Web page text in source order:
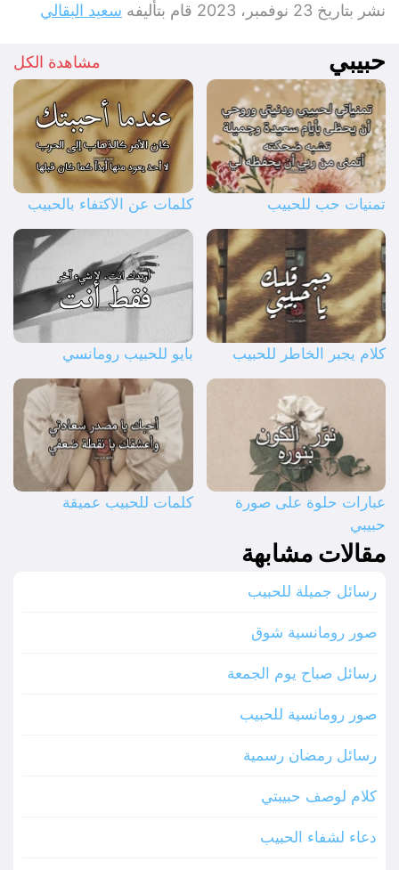
نشر بتاريخ 23 نوفمبر، 2023 قام بتأليفه سعيد البقالي
حبيبي مشاهدة الكل
تمنيات حب للحبيب كلمات عن الاكتفاء بالحبيب
كلام يجبر الخاطر للحبيب بايو للحبيب رومانسي
عبارات حلوة على صورة
حبيبي
كلمات للحبيب عميقة
مقالات مشابهة
رسائل جميلة للحبيب
صور رومانسية شوق
رسائل صباح يوم الجمعة
صور رومانسية للحبيب
رسائل رمضان رسمية
كلام لوصف حبيبتي
دعاء لشفاء الحبيب